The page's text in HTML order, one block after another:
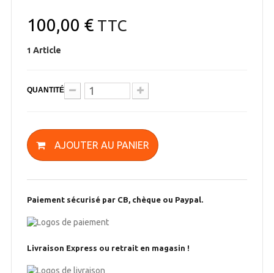
100,00 €TTC
1 Article
QUANTITÉ
AJOUTER AU PANIER
Paiement sécurisé par CB, chèque ou Paypal.
Livraison Express ou retrait en magasin !